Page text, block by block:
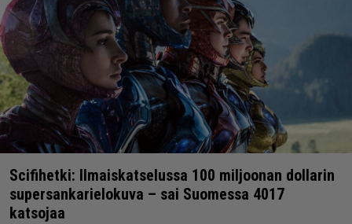
Scifihetki: Ilmaiskatselussa 100 miljoonan dollarin
supersankarielokuva – sai Suomessa 4017
katsojaa